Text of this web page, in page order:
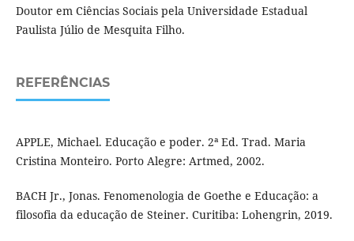
Doutor em Ciências Sociais pela Universidade Estadual
Paulista Júlio de Mesquita Filho.
REFERÊNCIAS
APPLE, Michael. Educação e poder. 2ª Ed. Trad. Maria
Cristina Monteiro. Porto Alegre: Artmed, 2002.
BACH Jr., Jonas. Fenomenologia de Goethe e Educação: a
filosofia da educação de Steiner. Curitiba: Lohengrin, 2019.